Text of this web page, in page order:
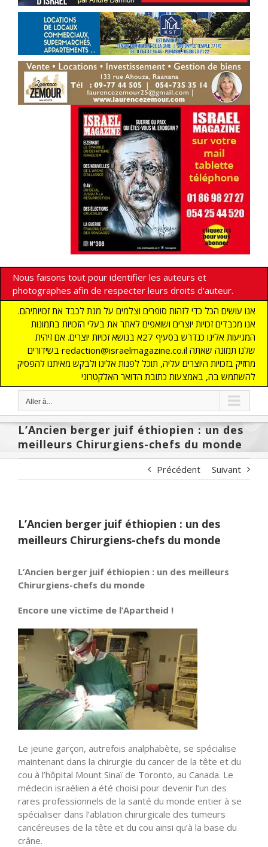
Nous faisons tout pour identifier les auteurs et
photographes afin de respecter leurs droits d'auteur.
אנו עושים הכל כדי לזהות סופרים וצלמים על מנת לכבד את זכויותיהם.
אנו מכבדים זכויות יוצרים ושואפים לאתר את בעלי הזכויות בתמונות
המגיעות אלינו כנדרש בסעיף 27א בנושא זכויות יוצרים. אם זיהית
בשידורים redaction@israelmagazine.co.il שלנו תמונה שאתה
מחזיק בזכויות היוצרים עליה, תוכל לפנות אלינו ולבקש מאיתנו להפסיק
להשתמש בה, באמצעות כתובת הדואר האלקטרוני
Aller à...
L’Ancien berger juif éthiopien : un des
meilleurs Chirurgiens-chefs du monde
Précédent Suivant
L’Ancien berger juif éthiopien : un des
meilleurs Chirurgiens-chefs du monde
L’Ancien berger juif éthiopien : un des meilleurs
Chirurgiens-chefs du monde
Encore une victime de l’Apartheid !
Le jeune garçon, autrefois analphabète, se spécialise
maintenant dans la chirurgie du cancer de la tête et du
cou à l’hôpital Mount Sinaï de Toronto, au Canada. Le
médecin israélien a été choisi pour devenir l’un des
rares professionnels de la santé du monde entier à se
spécialiser dans l’ablation chirurgicale des tumeurs
cancéreuses de la tête et du cou ainsi qu’à la base du
crâne.